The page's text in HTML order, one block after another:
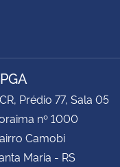
Prédio 77, Sala 05
nº 1000
Camobi
Maria - RS